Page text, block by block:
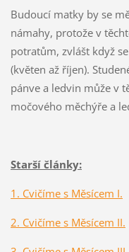
Budoucí matky by se
námahy, protože v
potratům, zvlášt když
(květen až říjen).
pánve a ledvin může v
močového měchýře a
Starší články:
1. Cvičíme s Měsícem I.
2. Cvičíme s Měsícem II.